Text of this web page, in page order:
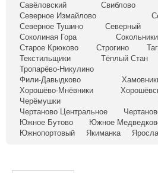
Савёловский
Свиблово
Северное Измайлово
Северное Тушино
Северный
Соколиная Гора
Сокольники
Старое Крюково
Строгино
Текстильщики
Тёплый Стан
Тропарёво-Никулино
Фили-Давыдково
Хорошёво-Мнёвники
Черёмушки
Чертаново Центральное
Южное Бутово
Южное
Южнопортовый
Якиманка